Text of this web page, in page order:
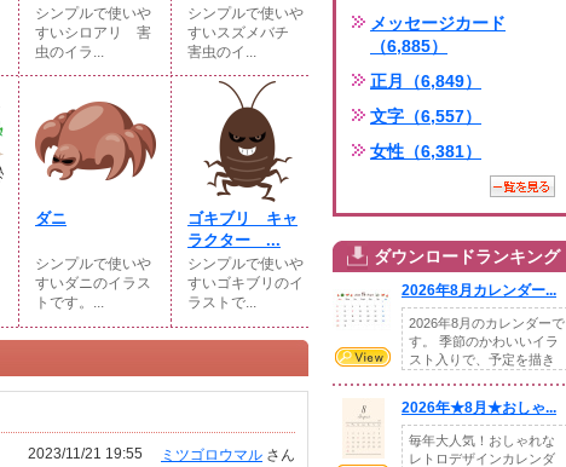
シンプルで使いや
すいシロアリ 害
虫のイラ...
シンプルで使いや
すいスズメバチ
害虫のイ...
ダニ
シンプルで使いや
すいダニのイラス
トです。...
ゴキブリ キャ
ラクター ...
シンプルで使いや
すいゴキブリのイ
ラストで...
ミツゴロウマル さん
2023/11/21 19:55
メッセージカード
（6,885）
正月（6,849）
文字（6,557）
女性（6,381）
ダウンロードランキング
2026年8月カレンダー...
2026年8月のカレンダーで
す。 季節のかわいいイラ
スト入りで、予定を描き
2026年★8月★おしゃ...
毎年大人気！おしゃれな
レトロデザインカレンダ